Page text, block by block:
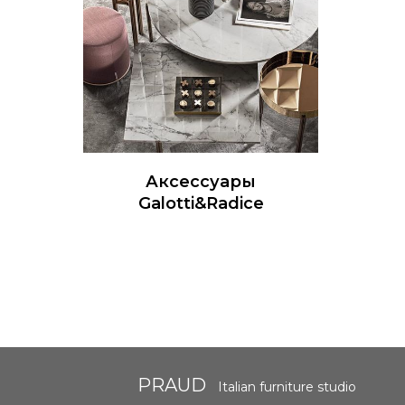
Аксессуары
Galotti&Radice
PRAUD Italian furniture studio